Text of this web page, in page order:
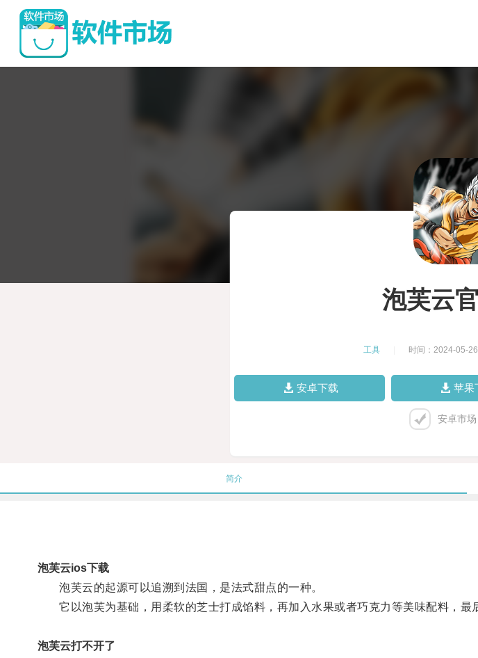
泡芙云
工具 时间：2024-05-26
安卓下载 苹果
安卓市
简介
泡芙云ios下载
泡芙云的起源可以追溯到法国，是法式甜点的一种。
它以泡芙为基础，用柔软的芝士打成馅料，再加入水果或者巧克力等美味配料，最
泡芙云打不开了